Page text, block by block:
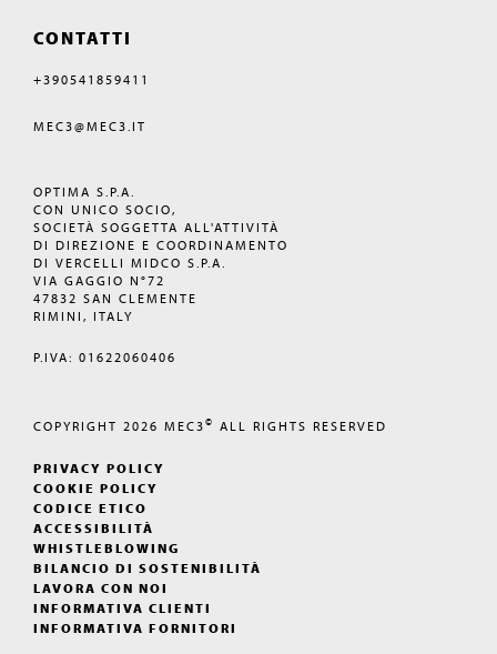
CONTATTI
+390541859411
MEC3@MEC3.IT
OPTIMA S.P.A.
CON UNICO SOCIO,
SOCIETÀ SOGGETTA ALL'ATTIVITÀ
DI DIREZIONE E COORDINAMENTO
DI VERCELLI MIDCO S.P.A.
VIA GAGGIO N°72
47832 SAN CLEMENTE
RIMINI, ITALY
P.IVA: 01622060406
COPYRIGHT 2026 MEC3© ALL RIGHTS RESERVED
PRIVACY POLICY
COOKIE POLICY
CODICE ETICO
ACCESSIBILITÀ
WHISTLEBLOWING
BILANCIO DI SOSTENIBILITÀ
LAVORA CON NOI
INFORMATIVA CLIENTI
INFORMATIVA FORNITORI